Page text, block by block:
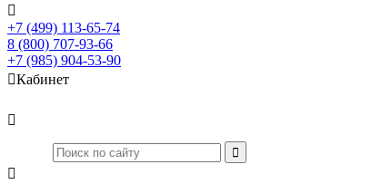

+7 (499) 113-65-74
8 (800) 707-93-66
+7 (985) 904-53-90
Кабинет

